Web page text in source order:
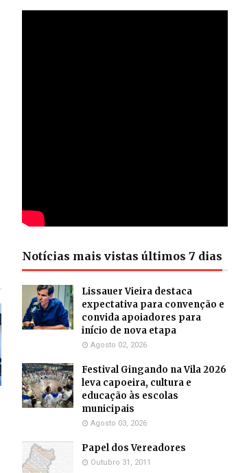
Notícias mais vistas últimos 7 dias
Lissauer Vieira destaca
expectativa para convenção e
convida apoiadores para
início de nova etapa
Agosto 02, 2026
Festival Gingando na Vila 2026
leva capoeira, cultura e
educação às escolas
municipais
Agosto 03, 2026
Papel dos Vereadores
Outubro 31, 2011